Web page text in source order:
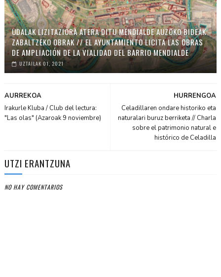
UDALAK LIZITAZIORA ATERA DITU MENDIALDE AUZOKO BIDEAK
ZABALTZEKO OBRAK // EL AYUNTAMIENTO LICITA LAS OBRAS
DE AMPLIACIÓN DE LA VIALIDAD DEL BARRIO MENDIALDE
UZTAILAK 01, 2021
HURRENGOA
Celadillaren ondare historiko eta
naturalari buruz berriketa // Charla
sobre el patrimonio natural e
histórico de Celadilla
AURREKOA
Irakurle Kluba / Club del lectura:
"Las olas" (Azaroak 9 noviembre)
UTZI ERANTZUNA
NO HAY COMENTARIOS